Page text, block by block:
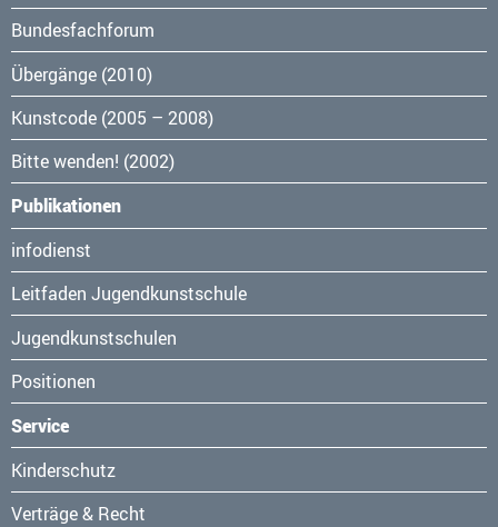
Bundesfachforum
Übergänge (2010)
Kunstcode (2005 – 2008)
Bitte wenden! (2002)
Publikationen
Navigation
überspringen
infodienst
Leitfaden Jugendkunstschule
Jugendkunstschulen
Positionen
Service
Navigation
überspringen
Kinderschutz
Verträge & Recht